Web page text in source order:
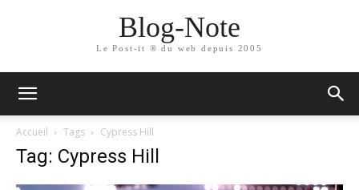
Blog-Note
Le Post-it ® du web depuis 2005
Accueil Tags Cypress Hill
Tag: Cypress Hill